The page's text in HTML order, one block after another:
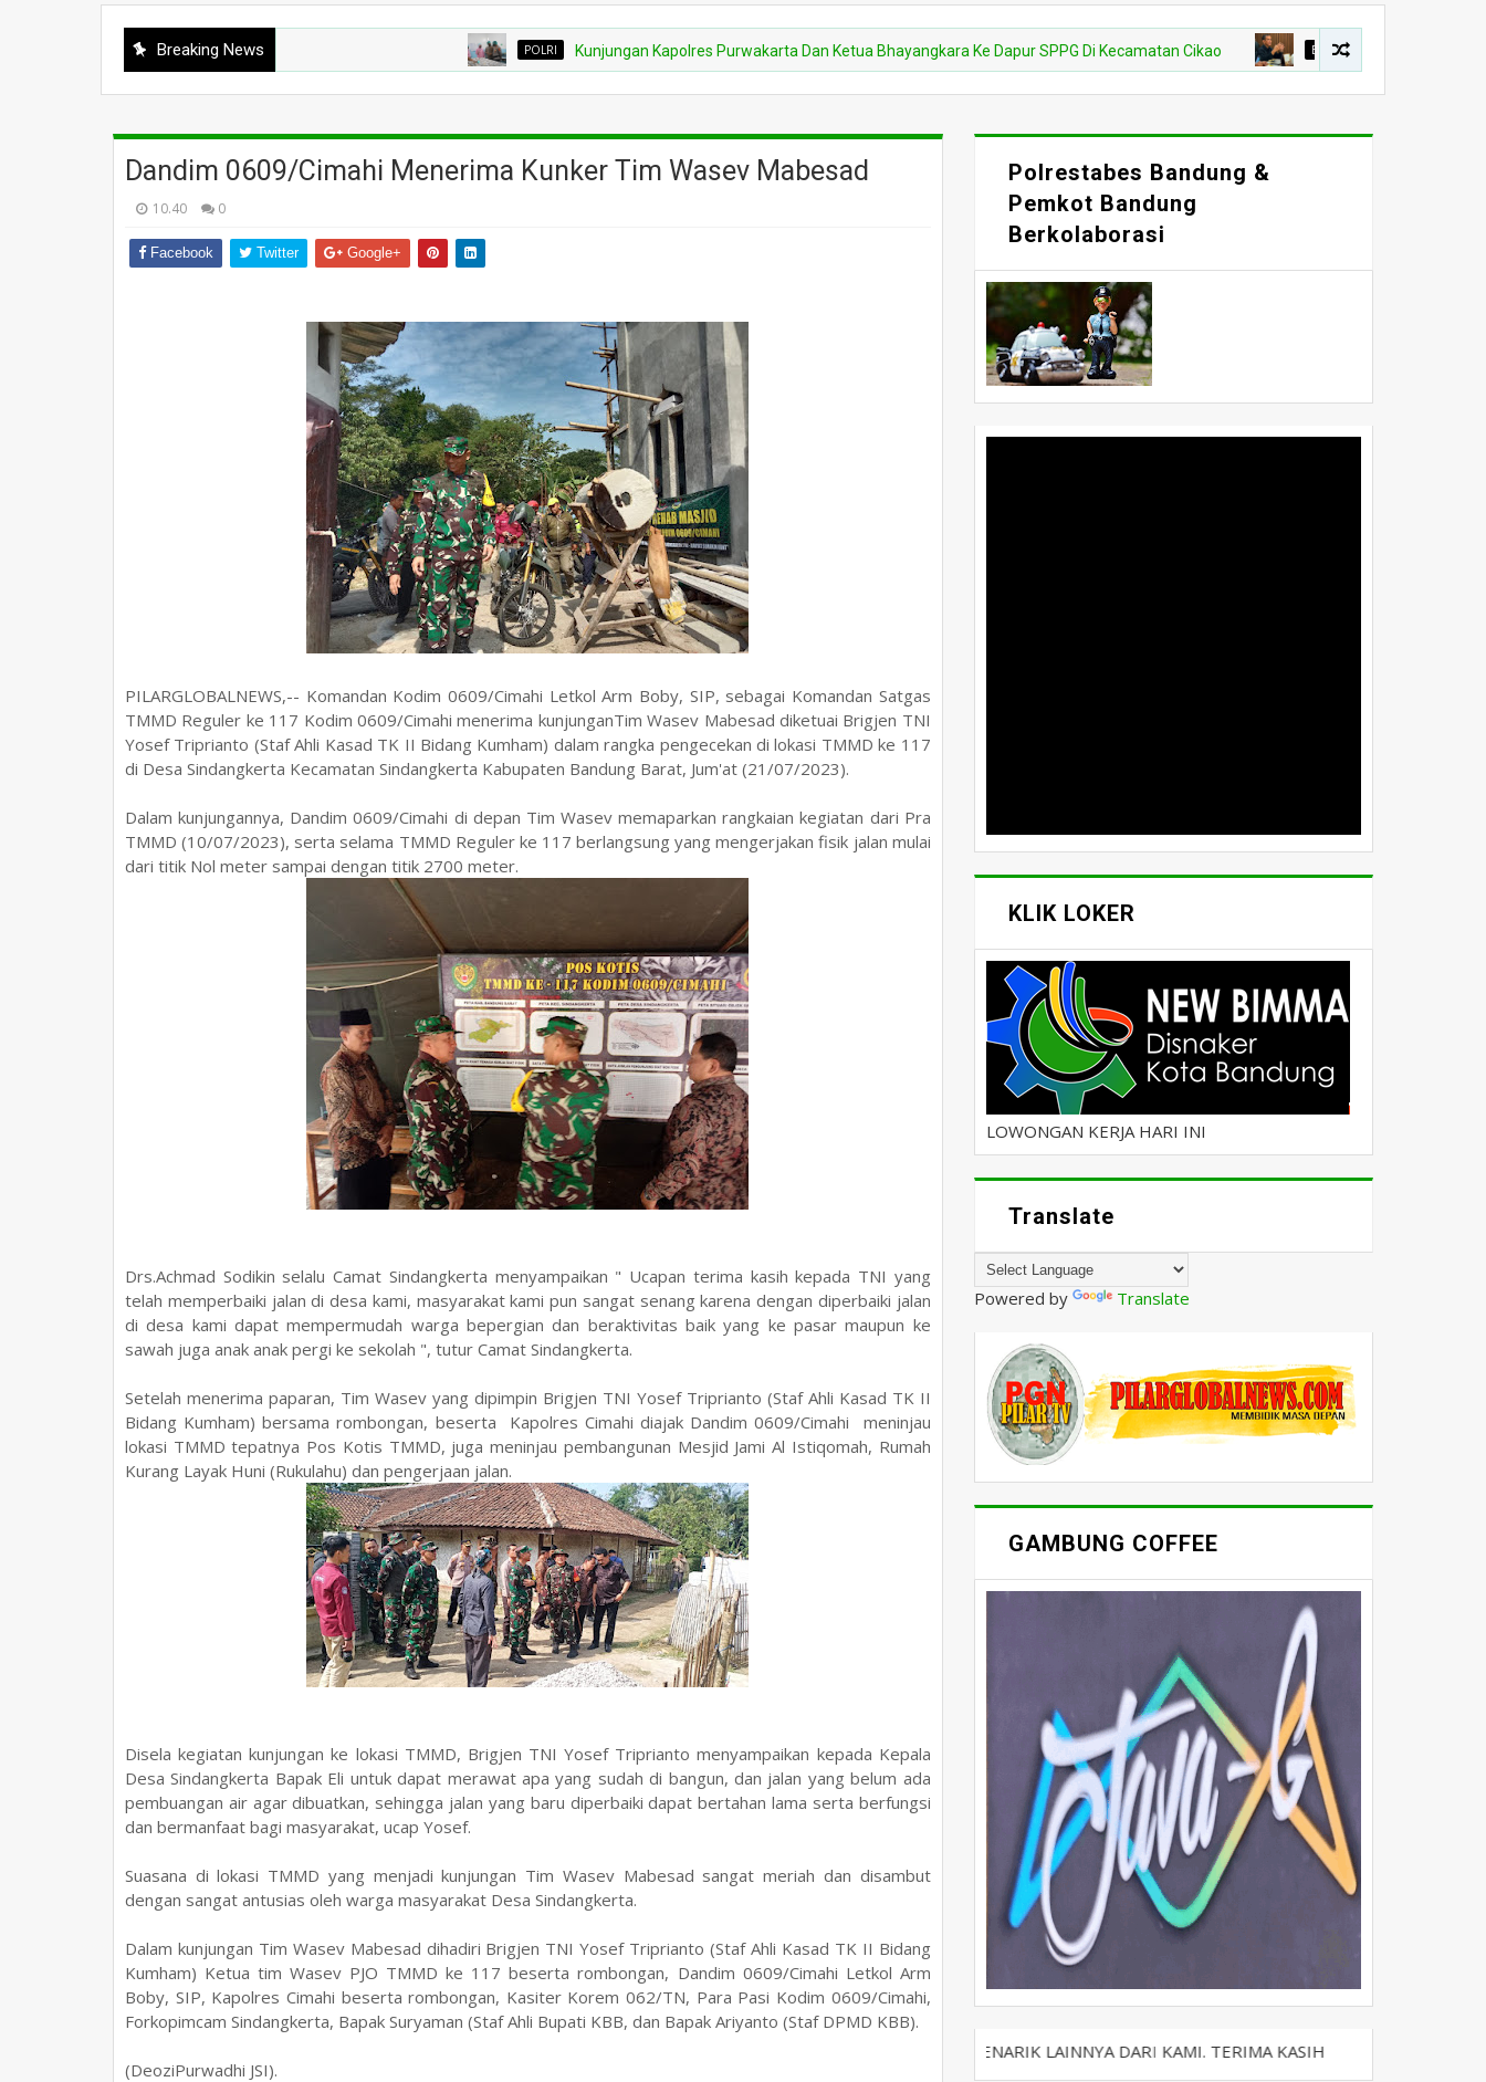
Breaking News POLRI Kunjungan Kapolres Purwakarta Dan Ketua Bhayangkara Ke Dapur SPPG Di Kecamatan Cikao BANDUNG RAYA Hak Belajar Siswa
Dandim 0609/Cimahi Menerima Kunker Tim Wasev Mabesad
10.40 0
Facebook Twitter Google+
PILARGLOBALNEWS,-- Komandan Kodim 0609/Cimahi Letkol Arm Boby, SIP, sebagai Komandan Satgas
TMMD Reguler ke 117 Kodim 0609/Cimahi menerima kunjunganTim Wasev Mabesad diketuai Brigjen TNI
Yosef Triprianto (Staf Ahli Kasad TK II Bidang Kumham) dalam rangka pengecekan di lokasi TMMD ke 117
di Desa Sindangkerta Kecamatan Sindangkerta Kabupaten Bandung Barat, Jum'at (21/07/2023).
Dalam kunjungannya, Dandim 0609/Cimahi di depan Tim Wasev memaparkan rangkaian kegiatan dari Pra
TMMD (10/07/2023), serta selama TMMD Reguler ke 117 berlangsung yang mengerjakan fisik jalan mulai
dari titik Nol meter sampai dengan titik 2700 meter.
Drs.Achmad Sodikin selalu Camat Sindangkerta menyampaikan " Ucapan terima kasih kepada TNI yang
telah memperbaiki jalan di desa kami, masyarakat kami pun sangat senang karena dengan diperbaiki jalan
di desa kami dapat mempermudah warga bepergian dan beraktivitas baik yang ke pasar maupun ke
sawah juga anak anak pergi ke sekolah ", tutur Camat Sindangkerta.
Setelah menerima paparan, Tim Wasev yang dipimpin Brigjen TNI Yosef Triprianto (Staf Ahli Kasad TK II
Bidang Kumham) bersama rombongan, beserta Kapolres Cimahi diajak Dandim 0609/Cimahi meninjau
lokasi TMMD tepatnya Pos Kotis TMMD, juga meninjau pembangunan Mesjid Jami Al Istiqomah, Rumah
Kurang Layak Huni (Rukulahu) dan pengerjaan jalan.
Disela kegiatan kunjungan ke lokasi TMMD, Brigjen TNI Yosef Triprianto menyampaikan kepada Kepala
Desa Sindangkerta Bapak Eli untuk dapat merawat apa yang sudah di bangun, dan jalan yang belum ada
pembuangan air agar dibuatkan, sehingga jalan yang baru diperbaiki dapat bertahan lama serta berfungsi
dan bermanfaat bagi masyarakat, ucap Yosef.
Suasana di lokasi TMMD yang menjadi kunjungan Tim Wasev Mabesad sangat meriah dan disambut
dengan sangat antusias oleh warga masyarakat Desa Sindangkerta.
Dalam kunjungan Tim Wasev Mabesad dihadiri Brigjen TNI Yosef Triprianto (Staf Ahli Kasad TK II Bidang
Kumham) Ketua tim Wasev PJO TMMD ke 117 beserta rombongan, Dandim 0609/Cimahi Letkol Arm
Boby, SIP, Kapolres Cimahi beserta rombongan, Kasiter Korem 062/TN, Para Pasi Kodim 0609/Cimahi,
Forkopimcam Sindangkerta, Bapak Suryaman (Staf Ahli Bupati KBB, dan Bapak Ariyanto (Staf DPMD KBB).
(DeoziPurwadhi JSI).
Polrestabes Bandung &
Pemkot Bandung
Berkolaborasi
KLIK LOKER
LOWONGAN KERJA HARI INI
Translate
Powered by Translate
GAMBUNG COFFEE
DI PILARGLOBALNEWS NIKMATI DAN TERUS BERSELANCAR DENGAN KABAR TERBARU DAN ARTIKEL MENARIK LAINNYA DARI KAMI. TERIMA KASIH